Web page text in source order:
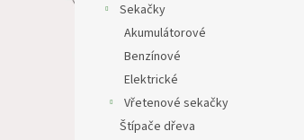
Sekačky
Akumulátorové
Benzínové
Elektrické
Vřetenové sekačky
Štípače dřeva